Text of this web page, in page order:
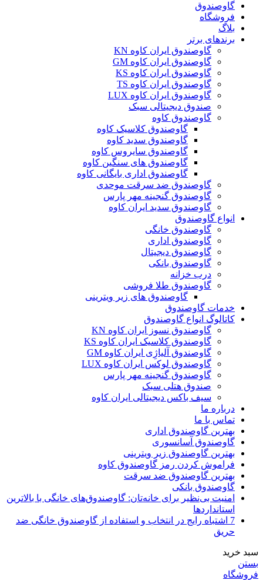
گاوصندوق
فروشگاه
بلاگ
برندهای برتر
گاوصندوق ایران کاوه KN
گاوصندوق ایران کاوه GM
گاوصندوق ایران کاوه KS
گاوصندوق ایران کاوه TS
گاوصندوق ایران کاوه LUX
صندوق دیجیتالی سبک
گاوصندوق کاوه
گاوصندوق کلاسیک کاوه
گاوصندوق سدید کاوه
گاوصندوق سایروس کاوه
گاوصندوق های سنگین کاوه
گاوصندوق اداری بایگانی کاوه
گاوصندوق ضد سرقت موحدی
گاوصندوق گنجینه مهر پارس
گاوصندوق سدید ایران کاوه
انواع گاوصندوق
گاوصندوق خانگی
گاوصندوق اداری
گاوصندوق دیجیتال
گاوصندوق بانکی
درب خزانه
گاوصندوق طلا فروشی
گاوصندوق های زیر ویترینی
خدمات گاوصندوق
کاتالوگ انواع گاوصندوق
گاوصندوق نسوز ایران کاوه KN
گاوصندوق کلاسیک ایران کاوه KS
گاوصندوق آلیاژِی ایران کاوه GM
گاوصندوق لوکس ایران کاوه LUX
گاوصندوق گنجینه مهر پارس
صندوق هتلی سبک
سیف باکس دیجیتالی ایران کاوه
درباره ما
تماس با ما
بهترین گاوصندوق اداری
گاوصندوق آسانسوری
بهترین گاوصندوق زیر ویترینی
فراموش کردن رمز گاوصندوق کاوه
بهترین گاوصندوق ضد سرقت
گاوصندوق بانکی
امنیت بی‌نظیر برای خانه‌تان: گاوصندوق‌های خانگی با بالاترین
استانداردها
7 اشتباه رایج در انتخاب و استفاده از گاوصندوق خانگی ضد
حریق
سبد خرید
بستن
فروشگاه